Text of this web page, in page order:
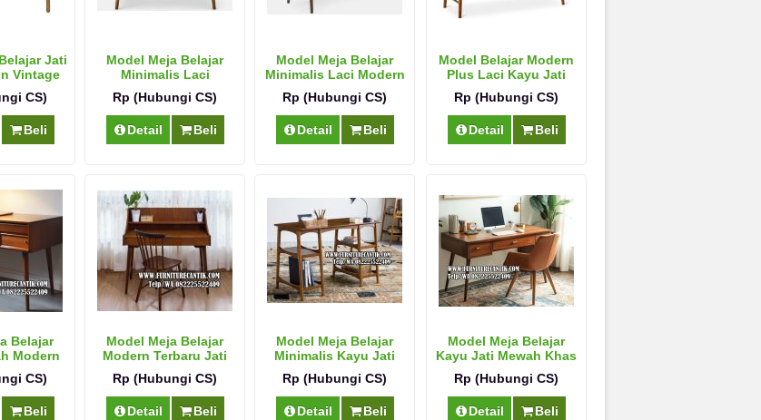
Jati
Vintage
CS)
Beli
Model Meja Belajar
Minimalis Laci
Rp (Hubungi CS)
Detail Beli
Model Meja Belajar
Minimalis Laci Modern
Rp (Hubungi CS)
Detail Beli
Model Belajar Modern
Plus Laci Kayu Jati
Rp (Hubungi CS)
Detail Beli
Belajar
Modern
CS)
Beli
Model Meja Belajar
Modern Terbaru Jati
Rp (Hubungi CS)
Detail Beli
Model Meja Belajar
Minimalis Kayu Jati
Rp (Hubungi CS)
Detail Beli
Model Meja Belajar
Kayu Jati Mewah Khas
Rp (Hubungi CS)
Detail Beli